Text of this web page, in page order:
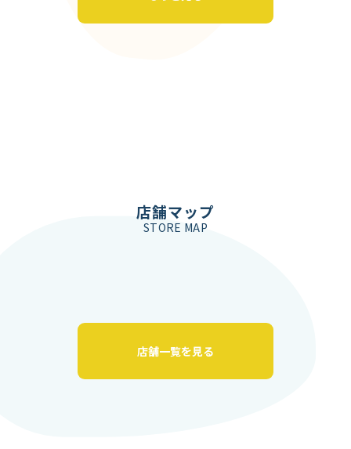
店舗マップ
STORE MAP
店舗一覧を見る